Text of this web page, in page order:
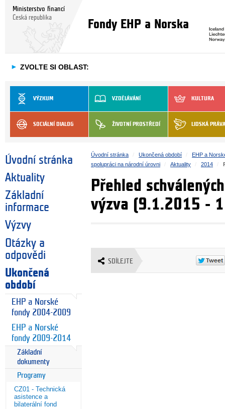
Ministerstvo financí
Česká republika
Fondy EHP a Norska
► ZVOLTE SI OBLAST:
VÝZKUM VZDĚLÁVÁNÍ KULTURA
SOCIÁLNÍ DIALOG ŽIVOTNÍ PROSTŘEDÍ LIDSKÁ PRÁVA
Úvodní stránka
Aktuality
Základní
informace
Výzvy
Otázky a
odpovědi
Ukončená
období
EHP a Norské
fondy 2004-2009
EHP a Norské
fondy 2009-2014
Základní
dokumenty
Programy
CZ01 - Technická
asistence a
bilaterální fond
Úvodní stránka Ukončená období
EHP a
spolupráci na národní úrovni
Aktuality 2014
Přehled
výzva (9.1.2015 ‐
SDÍLEJTE